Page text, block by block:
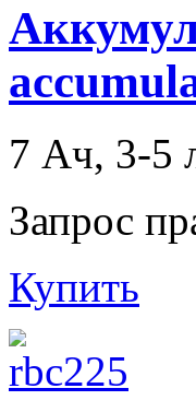
7 Ач, 3-5
Запрос
Купить